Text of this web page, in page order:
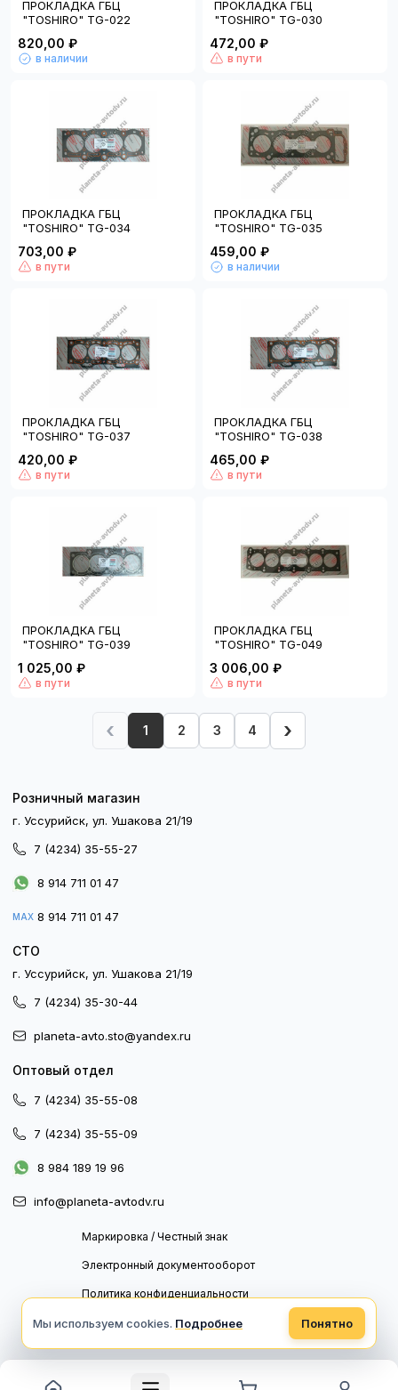
ПРОКЛАДКА ГБЦ
"TOSHIRO" TG-022
820,00 ₽
в наличии
ПРОКЛАДКА ГБЦ
"TOSHIRO" TG-030
472,00 ₽
в пути
ПРОКЛАДКА ГБЦ
"TOSHIRO" TG-034
703,00 ₽
в пути
ПРОКЛАДКА ГБЦ
"TOSHIRO" TG-035
459,00 ₽
в наличии
ПРОКЛАДКА ГБЦ
"TOSHIRO" TG-037
420,00 ₽
в пути
ПРОКЛАДКА ГБЦ
"TOSHIRO" TG-038
465,00 ₽
в пути
ПРОКЛАДКА ГБЦ
"TOSHIRO" TG-039
1 025,00 ₽
в пути
ПРОКЛАДКА ГБЦ
"TOSHIRO" TG-049
3 006,00 ₽
в пути
‹ 1 2 3 4 ›
Розничный магазин
г. Уссурийск, ул. Ушакова 21/19
7 (4234) 35-55-27
8 914 711 01 47
MAX 8 914 711 01 47
СТО
г. Уссурийск, ул. Ушакова 21/19
7 (4234) 35-30-44
planeta-avto.sto@yandex.ru
Оптовый отдел
7 (4234) 35-55-08
7 (4234) 35-55-09
8 984 189 19 96
info@planeta-avtodv.ru
Маркировка / Честный знак
Электронный документооборот
Политика конфиденциальности
Политика обработки персональных данных
Мы используем cookies. Подробнее Понятно